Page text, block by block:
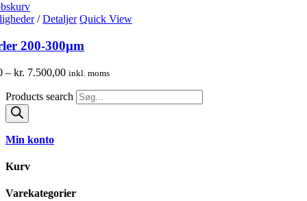
/ Detaljer Quick View
200-300μm
– kr. 7.500,00 inkl. moms
Products search
Min konto
Kurv
Varekategorier